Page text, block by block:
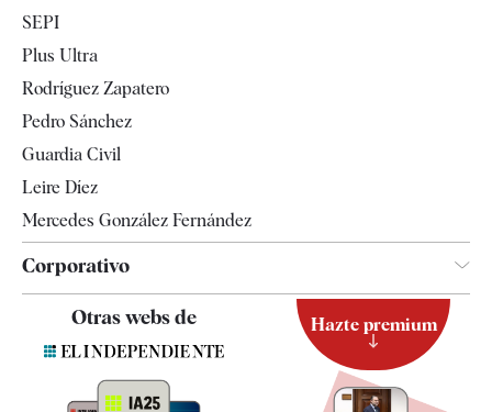
Televisión
SEPI
Plus Ultra
Rodríguez Zapatero
Pedro Sánchez
Guardia Civil
Leire Díez
Mercedes González Fernández
Corporativo
Otras webs de Hazte premium